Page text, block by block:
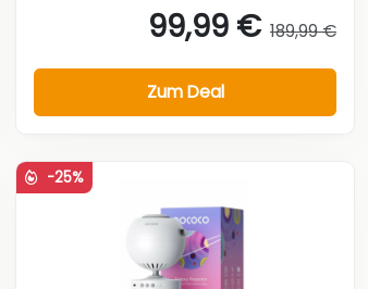
99,99 € 189,99 €
Zum Deal
-25%